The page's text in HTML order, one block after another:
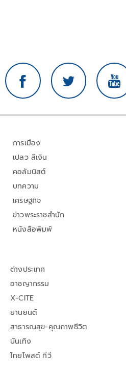
การเมือง
เปลว สีเงิน
คอลัมนิสต์
บทความ
เศรษฐกิจ
ข่าวพระราชสำนัก
หนังสือพิมพ์
ต่างประเทศ
อาชญากรรม
X-CITE
ยานยนต์
สาธารณสุข-คุณภาพชีวิต
บันเทิง
ไทยโพสต์ ทีวี